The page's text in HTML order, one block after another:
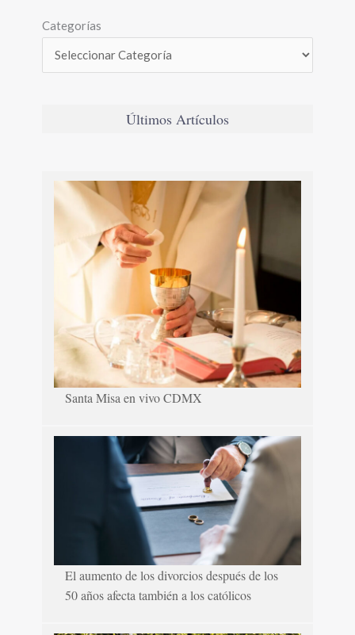
Categorías
Últimos Artículos
Santa Misa en vivo CDMX
El aumento de los divorcios después de los
50 años afecta también a los católicos